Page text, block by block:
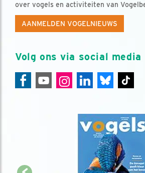
over vogels en activiteiten van
AANMELDEN VOGELNIEUWS
Volg ons via social media